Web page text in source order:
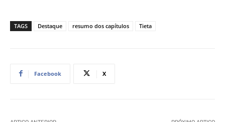
TAGS Destaque resumo dos capítulos Tieta
Facebook X